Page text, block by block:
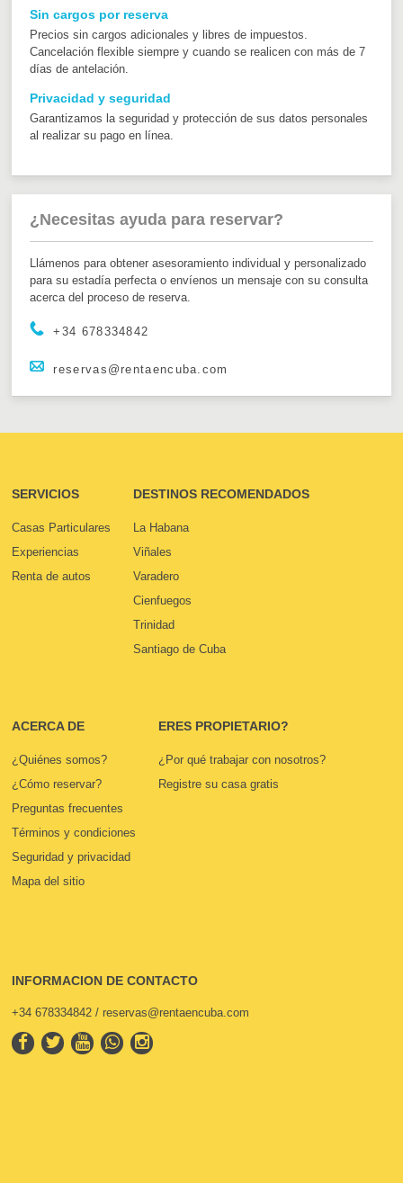
Sin cargos por reserva
Precios sin cargos adicionales y libres de impuestos.
Cancelación flexible siempre y cuando se realicen con más de 7
días de antelación.
Privacidad y seguridad
Garantizamos la seguridad y protección de sus datos personales
al realizar su pago en línea.
¿Necesitas ayuda para reservar?
Llámenos para obtener asesoramiento individual y personalizado
para su estadía perfecta o envíenos un mensaje con su consulta
acerca del proceso de reserva.
+34 678334842
reservas@rentaencuba.com
SERVICIOS
Casas Particulares
Experiencias
Renta de autos
DESTINOS RECOMENDADOS
La Habana
Viñales
Varadero
Cienfuegos
Trinidad
Santiago de Cuba
ACERCA DE
¿Quiénes somos?
¿Cómo reservar?
Preguntas frecuentes
Términos y condiciones
Seguridad y privacidad
Mapa del sitio
ERES PROPIETARIO?
¿Por qué trabajar con nosotros?
Registre su casa gratis
INFORMACION DE CONTACTO
+34 678334842 / reservas@rentaencuba.com